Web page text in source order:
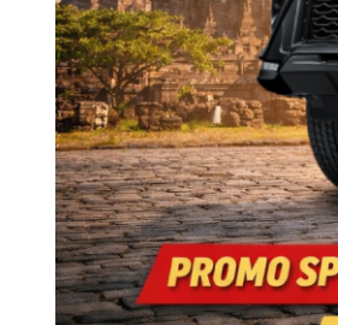
&
Cicilan
6
Jutaan